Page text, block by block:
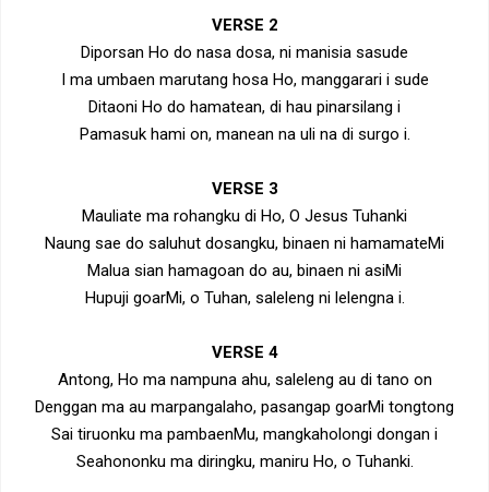
VERSE 2
Diporsan Ho do nasa dosa, ni manisia sasude
I ma umbaen marutang hosa Ho, manggarari i sude
Ditaoni Ho do hamatean, di hau pinarsilang i
Pamasuk hami on, manean na uli na di surgo i.
VERSE 3
Mauliate ma rohangku di Ho, O Jesus Tuhanki
Naung sae do saluhut dosangku, binaen ni hamamateMi
Malua sian hamagoan do au, binaen ni asiMi
Hupuji goarMi, o Tuhan, saleleng ni lelengna i.
VERSE 4
Antong, Ho ma nampuna ahu, saleleng au di tano on
Denggan ma au marpangalaho, pasangap goarMi tongtong
Sai tiruonku ma pambaenMu, mangkaholongi dongan i
Seahononku ma diringku, maniru Ho, o Tuhanki.